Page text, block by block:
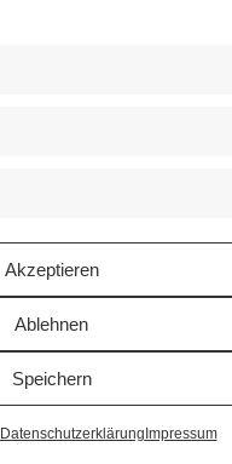
Akzeptieren
Ablehnen
Speichern
Datenschutzerklärung Impressum